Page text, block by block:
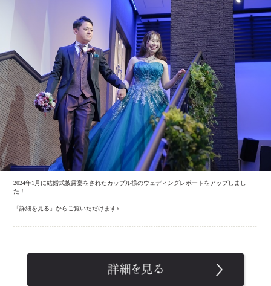
2024年1月に結婚式披露宴をされたカップル様のウェディングレポートをアップしまし
た！
「詳細を見る」からご覧いただけます♪